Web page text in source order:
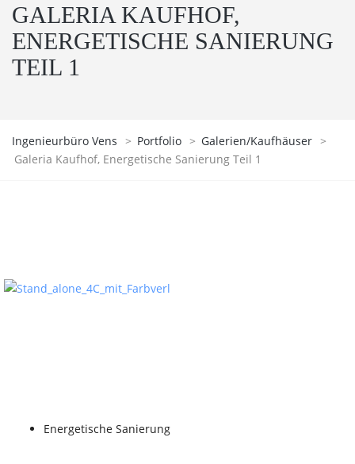
GALERIA KAUFHOF,
ENERGETISCHE SANIERUNG
TEIL 1
Ingenieurbüro Vens > Portfolio > Galerien/Kaufhäuser >
Galeria Kaufhof, Energetische Sanierung Teil 1
Energetische Sanierung